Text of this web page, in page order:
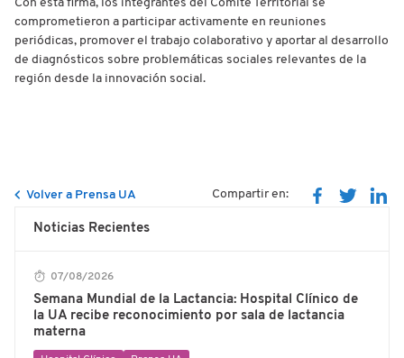
Con esta firma, los integrantes del Comité Territorial se
comprometieron a participar activamente en reuniones
periódicas, promover el trabajo colaborativo y aportar al desarrollo
de diagnósticos sobre problemáticas sociales relevantes de la
región desde la innovación social.
Volver a Prensa UA Compartir en:
Noticias Recientes
07/08/2026
Semana Mundial de la Lactancia: Hospital Clínico de
la UA recibe reconocimiento por sala de lactancia
materna